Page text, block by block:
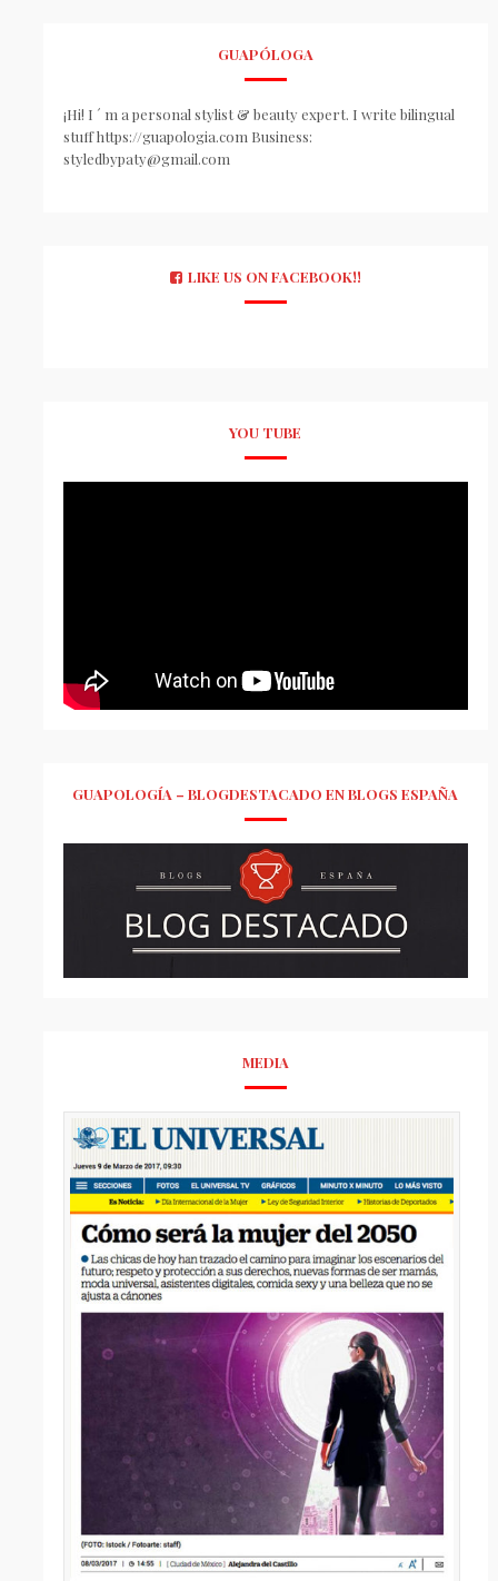
GUAPÓLOGA
¡Hi! I ´ m a personal stylist & beauty expert. I write bilingual
stuff https://guapologia.com Business:
styledbypaty@gmail.com
LIKE US ON FACEBOOK!!
YOU TUBE
GUAPOLOGÍA – BLOGDESTACADO EN BLOGS ESPAÑA
MEDIA